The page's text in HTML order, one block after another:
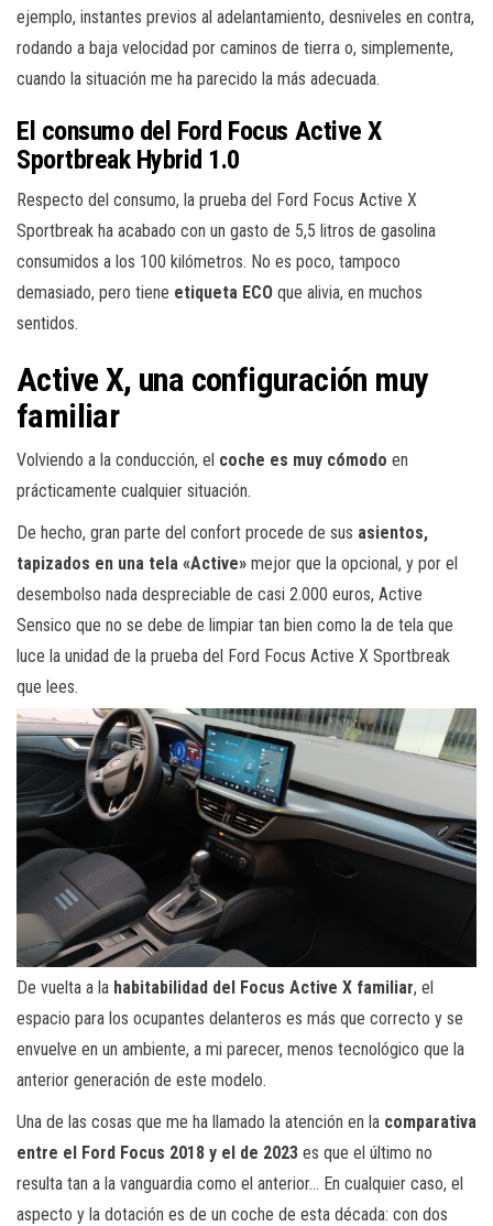
ejemplo, instantes previos al adelantamiento, desniveles en contra,
rodando a baja velocidad por caminos de tierra o, simplemente,
cuando la situación me ha parecido la más adecuada.
El consumo del Ford Focus Active X
Sportbreak Hybrid 1.0
Respecto del consumo, la prueba del Ford Focus Active X
Sportbreak ha acabado con un gasto de 5,5 litros de gasolina
consumidos a los 100 kilómetros. No es poco, tampoco
demasiado, pero tiene etiqueta ECO que alivia, en muchos
sentidos.
Active X, una configuración muy
familiar
Volviendo a la conducción, el coche es muy cómodo en
prácticamente cualquier situación.
De hecho, gran parte del confort procede de sus asientos,
tapizados en una tela «Active» mejor que la opcional, y por el
desembolso nada despreciable de casi 2.000 euros, Active
Sensico que no se debe de limpiar tan bien como la de tela que
luce la unidad de la prueba del Ford Focus Active X Sportbreak
que lees.
De vuelta a la habitabilidad del Focus Active X familiar, el
espacio para los ocupantes delanteros es más que correcto y se
envuelve en un ambiente, a mi parecer, menos tecnológico que la
anterior generación de este modelo.
Una de las cosas que me ha llamado la atención en la comparativa
entre el Ford Focus 2018 y el de 2023 es que el último no
resulta tan a la vanguardia como el anterior… En cualquier caso, el
aspecto y la dotación es de un coche de esta década: con dos